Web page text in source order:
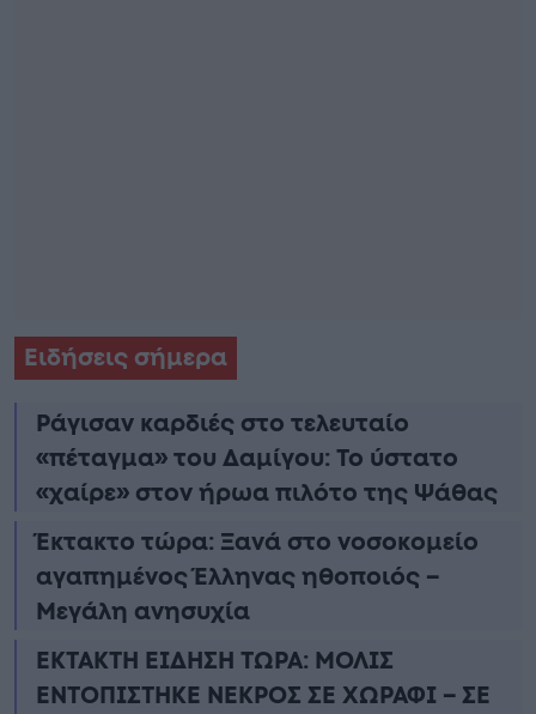
Ειδήσεις σήμερα
Ράγισαν καρδιές στο τελευταίο
«πέταγμα» του Δαμίγου: Το ύστατο
«χαίρε» στον ήρωα πιλότο της Ψάθας
Έκτακτο τώρα: Ξανά στο νοσοκομείο
αγαπημένος Έλληνας ηθοποιός –
Μεγάλη ανησυχία
ΕΚΤΑΚΤΗ ΕΙΔΗΣΗ ΤΩΡΑ: ΜΟΛΙΣ
ΕΝΤΟΠΙΣΤΗΚΕ ΝΕΚΡΟΣ ΣΕ ΧΩΡΑΦΙ – ΣΕ